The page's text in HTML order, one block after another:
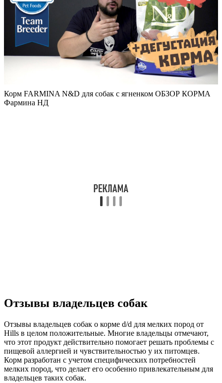
Корм FARMINA N&D для собак с ягненком ОБЗОР КОРМА
Фармина НД
Отзывы владельцев собак
Отзывы владельцев собак о корме d/d для мелких пород от
Hills в целом положительные. Многие владельцы отмечают,
что этот продукт действительно помогает решать проблемы с
пищевой аллергией и чувствительностью у их питомцев.
Корм разработан с учетом специфических потребностей
мелких пород, что делает его особенно привлекательным для
владельцев таких собак.